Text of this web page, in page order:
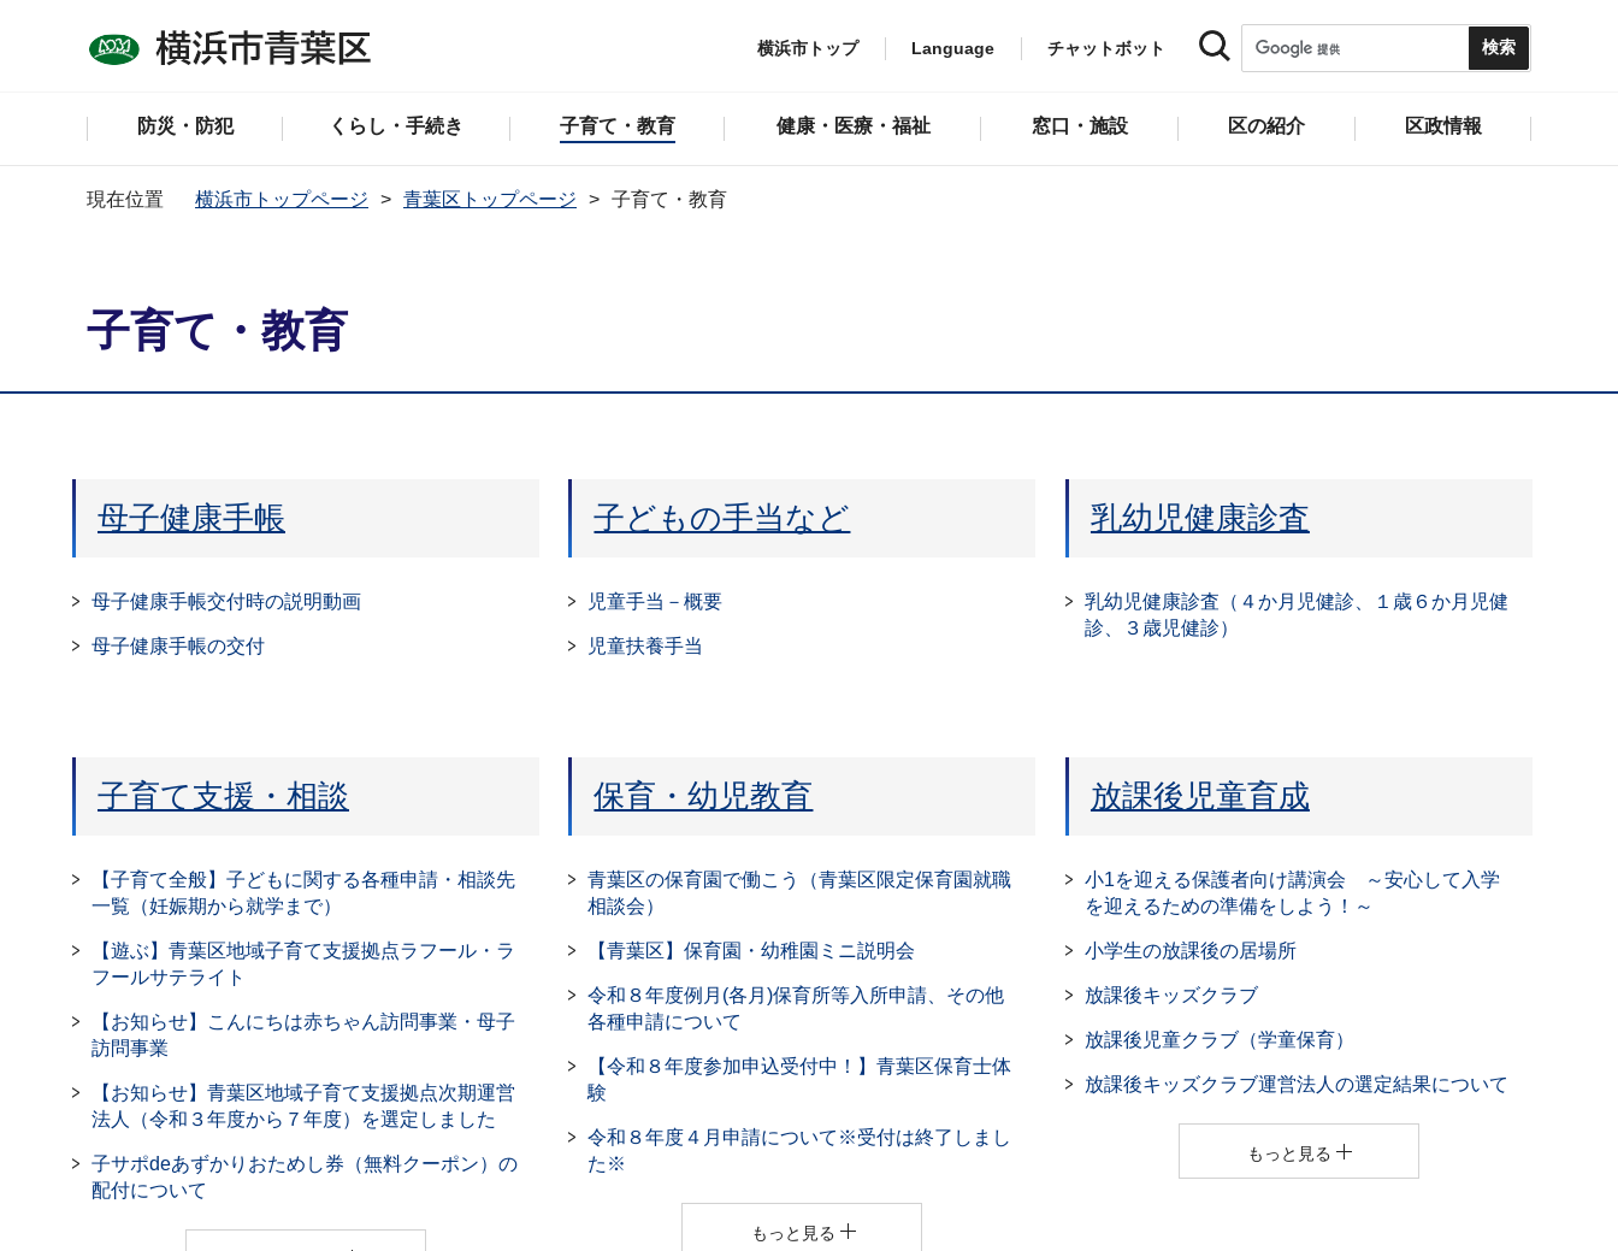
横浜市トップ Language チャットボット
防災・防犯 くらし・手続き 子育て・教育 健康・医療・福祉 窓口・施設 区の紹介 区政情報
現在位置 横浜市トップページ 青葉区トップページ 子育て・教育
子育て・教育
母子健康手帳
母子健康手帳交付時の説明動画
母子健康手帳の交付
子どもの手当など
児童手当－概要
児童扶養手当
乳幼児健康診査
乳幼児健康診査（４か月児健診、１歳６か月児健
診、３歳児健診）
子育て支援・相談
【子育て全般】子どもに関する各種申請・相談先
一覧（妊娠期から就学まで）
【遊ぶ】青葉区地域子育て支援拠点ラフール・ラ
フールサテライト
【お知らせ】こんにちは赤ちゃん訪問事業・母子
訪問事業
【お知らせ】青葉区地域子育て支援拠点次期運営
法人（令和３年度から７年度）を選定しました
子サポdeあずかりおためし券（無料クーポン）の
配付について
保育・幼児教育
青葉区の保育園で働こう（青葉区限定保育園就職
相談会）
【青葉区】保育園・幼稚園ミニ説明会
令和８年度例月(各月)保育所等入所申請、その他
各種申請について
【令和８年度参加申込受付中！】青葉区保育士体
験
令和８年度４月申請について※受付は終了しまし
た※
もっと見る
放課後児童育成
小1を迎える保護者向け講演会 ～安心して入学
を迎えるための準備をしよう！～
小学生の放課後の居場所
放課後キッズクラブ
放課後児童クラブ（学童保育）
放課後キッズクラブ運営法人の選定結果について
もっと見る